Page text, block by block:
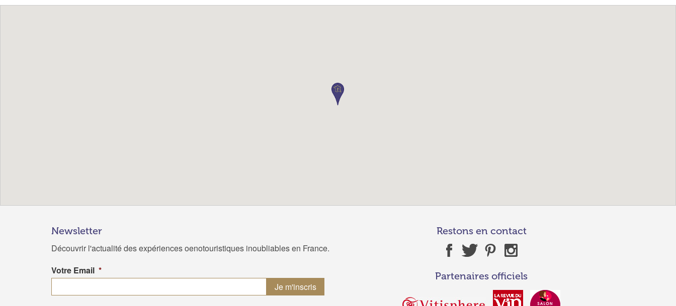
Newsletter
Découvrir l'actualité des expériences oenotouristiques inoubliables en France.
Votre Email *
Restons en contact
Partenaires officiels